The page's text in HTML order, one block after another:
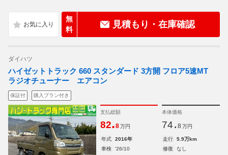
無
料
見積もり・在庫確認
ダイハツ
ハイゼットトラック 660 スタンダード 3方開 フロア5速MT
ラジオチューナー エアコン
保証付 購入プラン付き
支払総額
82.8 万円
本体価格
74. 8 万円
年式 2016年 走行
5.9万km
車検
'26/10 修復
なし